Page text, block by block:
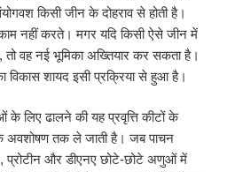
किसी जीन के दोहराव से होती है।
नहीं करते। मगर यदि किसी ऐसे जीन में
तो वह नई भूमिका अख्तियार कर सकता है।
विकास शायद इसी प्रक्रिया से हुआ है।
के लिए ढालने की यह प्रवृत्ति कीटों के
अवशोषण तक ले जाती है। जब पाचन
प्रोटीन और डीएनए छोटे-छोटे अणुओं में